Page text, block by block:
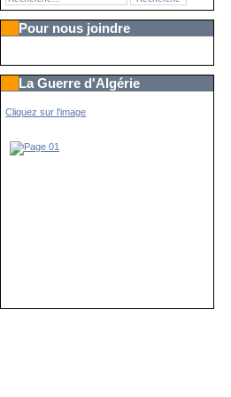
Pour nous joindre
La Guerre d'Algérie
Cliquez sur l'image